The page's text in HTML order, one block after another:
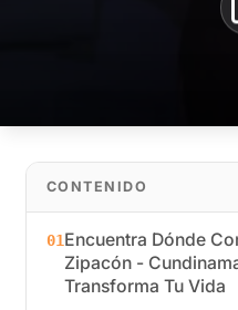
CONTENIDO
01Encuentra Dónde
Zipacón -
Transforma Tu Vida